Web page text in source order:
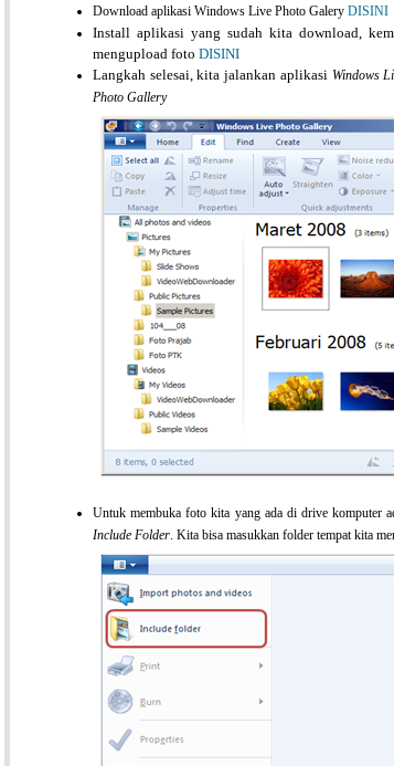
Download aplikasi Windows Live Photo Galery DISINI
Install aplikasi yang sudah kita download,
mengupload foto DISINI
Langkah selesai, kita jalankan aplikasi Windows
Photo Gallery
Untuk membuka foto kita yang ada di drive komputer
Include Folder. Kita bisa masukkan folder tempat kita